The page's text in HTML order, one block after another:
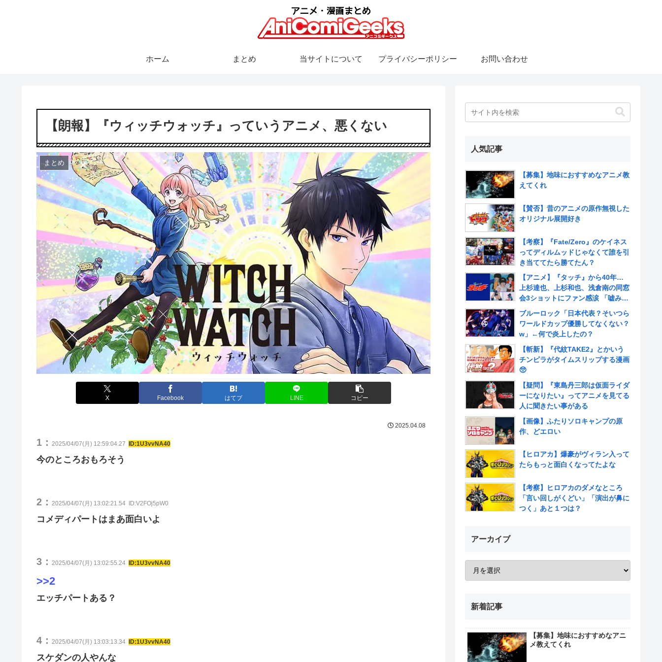
ホーム まとめ 当サイトについて プライバシーポリシー お問い合わせ
【朗報】『ウィッチウォッチ』っていうアニメ、悪くない
まとめ
X Facebook はてブ LINE コピー
2025.04.08
1： 2025/04/07(月) 12:59:04.27 ID:1U3vvNA40
今のところおもろそう
2： 2025/04/07(月) 13:02:21.54 ID:V2FOj5pW0
コメディパートはまあ面白いよ
3： 2025/04/07(月) 13:02:55.24 ID:1U3vvNA40
>>2
エッチパートある？
4： 2025/04/07(月) 13:03:13.34 ID:1U3vvNA40
スケダンの人やんな
人気記事
【募集】地味におすすめなアニメ教
えてくれ
【賛否】昔のアニメの原作無視した
オリジナル展開好き
【考察】『Fate/Zero』のケイネス
ってディルムッドじゃなくて誰を引
き当ててたら勝てたん？
【アニメ】『タッチ』から40年…
上杉達也、上杉和也、浅倉南の同窓
会3ショットにファン感涙 「嘘みた
いだろ…また三人揃ってるんだぜ」
ブルーロック「日本代表？そいつら
ワールドカップ優勝してなくない？
w」←何で炎上したの？
【斬新】『代紋TAKE2』とかいう
チンピラがタイムスリップする漫画
🥺
【疑問】『東島丹三郎は仮面ライダ
ーになりたい』ってアニメを見てる
人に聞きたい事がある
【画像】ふたりソロキャンプの原
作、どエロい
【ヒロアカ】爆豪がヴィラン入って
たらもっと面白くなってたよな
【考察】ヒロアカのダメなところ
「言い回しがくどい」「演出が鼻に
つく」あと１つは？
アーカイブ
新着記事
【募集】地味におすすめなアニ
メ教えてくれ